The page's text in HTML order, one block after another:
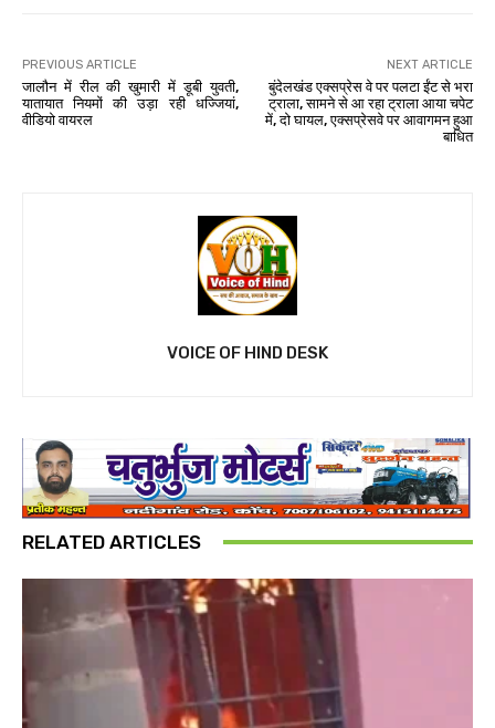
PREVIOUS ARTICLE
जालौन में रील की खुमारी में डूबी युवती,
यातायात नियमों की उड़ा रही धज्जियां,
वीडियो वायरल
NEXT ARTICLE
बुंदेलखंड एक्सप्रेस वे पर पलटा ईंट से भरा
ट्राला, सामने से आ रहा ट्राला आया चपेट
में, दो घायल, एक्सप्रेसवे पर आवागमन हुआ
बाधित
VOICE OF HIND DESK
RELATED ARTICLES